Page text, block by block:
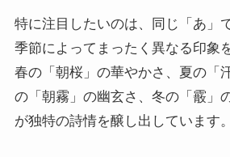
特に注目したいのは、同じ「あ」
季節によってまったく異なる印象
春の「朝桜」の華やかさ、夏の「
の「朝霧」の幽玄さ、冬の「霰」
が独特の詩情を醸し出しています。